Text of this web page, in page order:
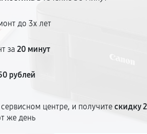
до 3х лет
за20 минут
рублей
центре, и получитескидку
же день